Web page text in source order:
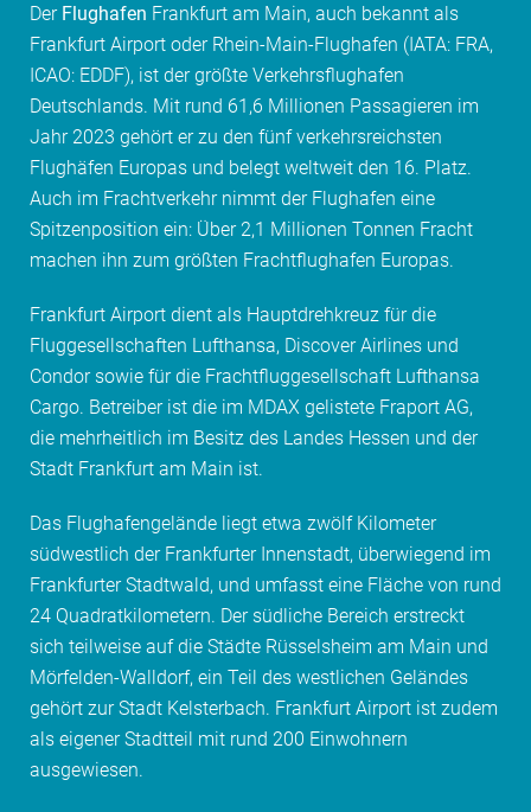
Der Flughafen Frankfurt am Main, auch bekannt als
Frankfurt Airport oder Rhein-Main-Flughafen (IATA: FRA,
ICAO: EDDF), ist der größte Verkehrsflughafen
Deutschlands. Mit rund 61,6 Millionen Passagieren im
Jahr 2023 gehört er zu den fünf verkehrsreichsten
Flughäfen Europas und belegt weltweit den 16. Platz.
Auch im Frachtverkehr nimmt der Flughafen eine
Spitzenposition ein: Über 2,1 Millionen Tonnen Fracht
machen ihn zum größten Frachtflughafen Europas.
Frankfurt Airport dient als Hauptdrehkreuz für die
Fluggesellschaften Lufthansa, Discover Airlines und
Condor sowie für die Frachtfluggesellschaft Lufthansa
Cargo. Betreiber ist die im MDAX gelistete Fraport AG,
die mehrheitlich im Besitz des Landes Hessen und der
Stadt Frankfurt am Main ist.
Das Flughafengelände liegt etwa zwölf Kilometer
südwestlich der Frankfurter Innenstadt, überwiegend im
Frankfurter Stadtwald, und umfasst eine Fläche von rund
24 Quadratkilometern. Der südliche Bereich erstreckt
sich teilweise auf die Städte Rüsselsheim am Main und
Mörfelden-Walldorf, ein Teil des westlichen Geländes
gehört zur Stadt Kelsterbach. Frankfurt Airport ist zudem
als eigener Stadtteil mit rund 200 Einwohnern
ausgewiesen.